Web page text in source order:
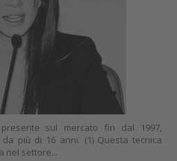
sul mercato fin dal 1997,
più di 16 anni. (1) Questa tecnica
nel settore...